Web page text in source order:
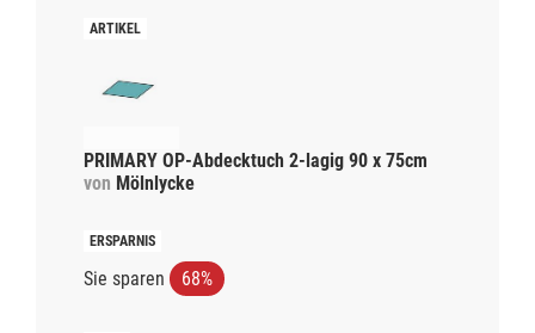
PRIMARY OP-Abdecktuch 2-lagig 90 x 75cm
von Mölnlycke
Sie sparen 68%